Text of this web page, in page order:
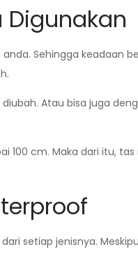
Digunakan
Sehingga
Atau bisa juga
100 cm. Maka dari itu,
setiap jenisnya.